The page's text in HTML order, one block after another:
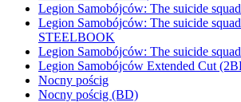
Legion Samobójców: The suicide
Legion Samobójców: The suicide
STEELBOOK
Legion Samobójców: The suicide
Legion Samobójców Extended Cut
Nocny pościg
Nocny pościg (BD)